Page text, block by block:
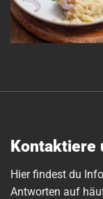
Kontaktiere
Hier findest du
Antworten auf